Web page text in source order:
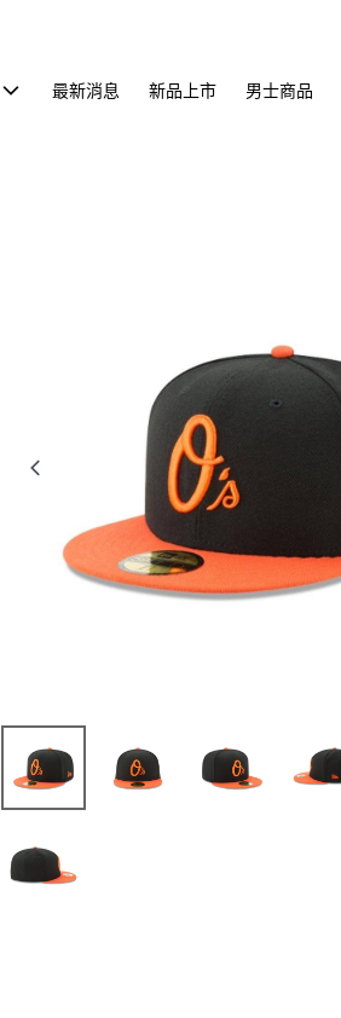
最新消息 新品上市 男士商品